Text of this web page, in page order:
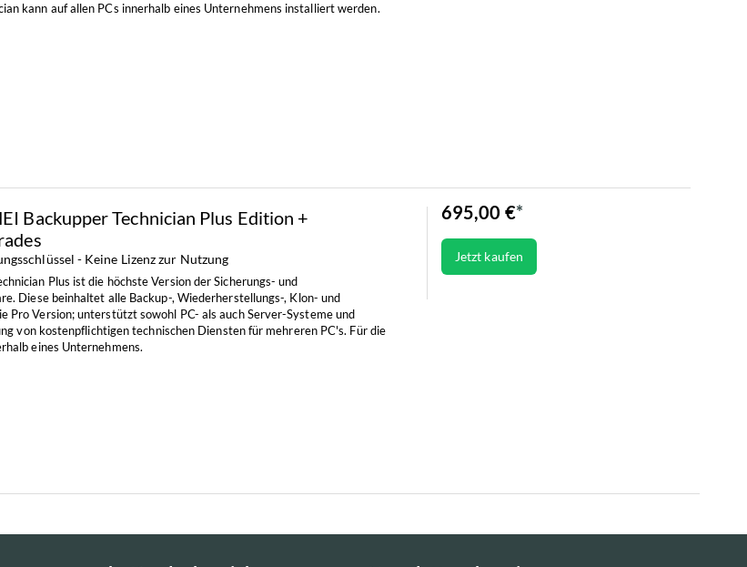
kann auf allen PCs innerhalb eines Unternehmens installiert werden.
Backupper Technician Plus Edition +
- Keine Lizenz zur Nutzung
Plus ist die höchste Version der Sicherungs- und
Diese beinhaltet alle Backup-, Wiederherstellungs-, Klon- und
Pro Version; unterstützt sowohl PC- als auch Server-Systeme und
von kostenpflichtigen technischen Diensten für mehreren PC's. Für die
eines Unternehmens.
695,00 €
Jetzt kaufen